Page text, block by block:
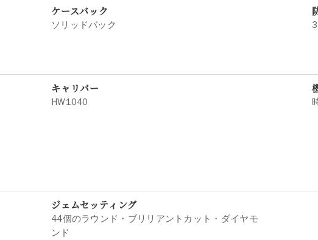
ケースバック
ソリッドバック 3
キャリバー
HW1040
ジェムセッティング
44個のラウンド・ブリリアントカット・ダイヤモ
ンド